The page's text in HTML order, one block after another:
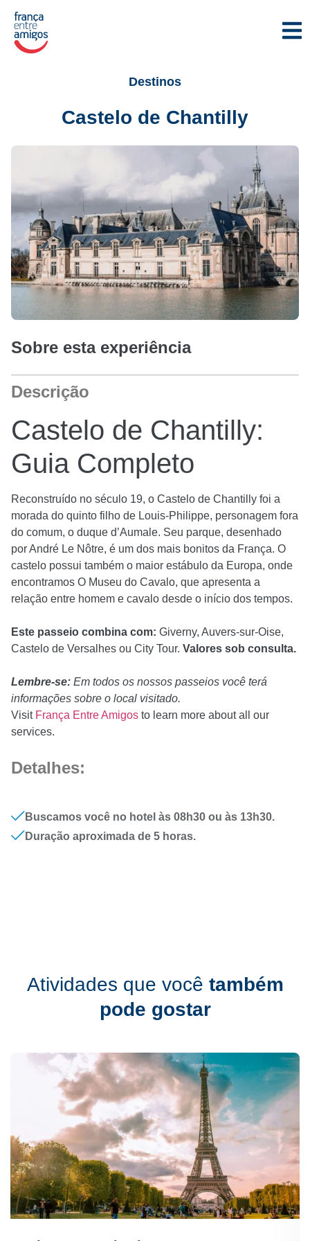
Destinos
Castelo de Chantilly
Sobre esta experiência
Descrição
Castelo de Chantilly:
Guia Completo
Reconstruído no século 19, o Castelo de Chantilly foi a
morada do quinto filho de Louis-Philippe, personagem fora
do comum, o duque d’Aumale. Seu parque, desenhado
por André Le Nôtre, é um dos mais bonitos da França. O
castelo possui também o maior estábulo da Europa, onde
encontramos O Museu do Cavalo, que apresenta a
relação entre homem e cavalo desde o início dos tempos.
Este passeio combina com: Giverny, Auvers-sur-Oise,
Castelo de Versalhes ou City Tour. Valores sob consulta.
Lembre-se: Em todos os nossos passeios você terá
informações sobre o local visitado.
Visit França Entre Amigos to learn more about all our
services.
Detalhes:
Buscamos você no hotel às 08h30 ou às 13h30.
Duração aproximada de 5 horas.
Atividades que você também
pode gostar